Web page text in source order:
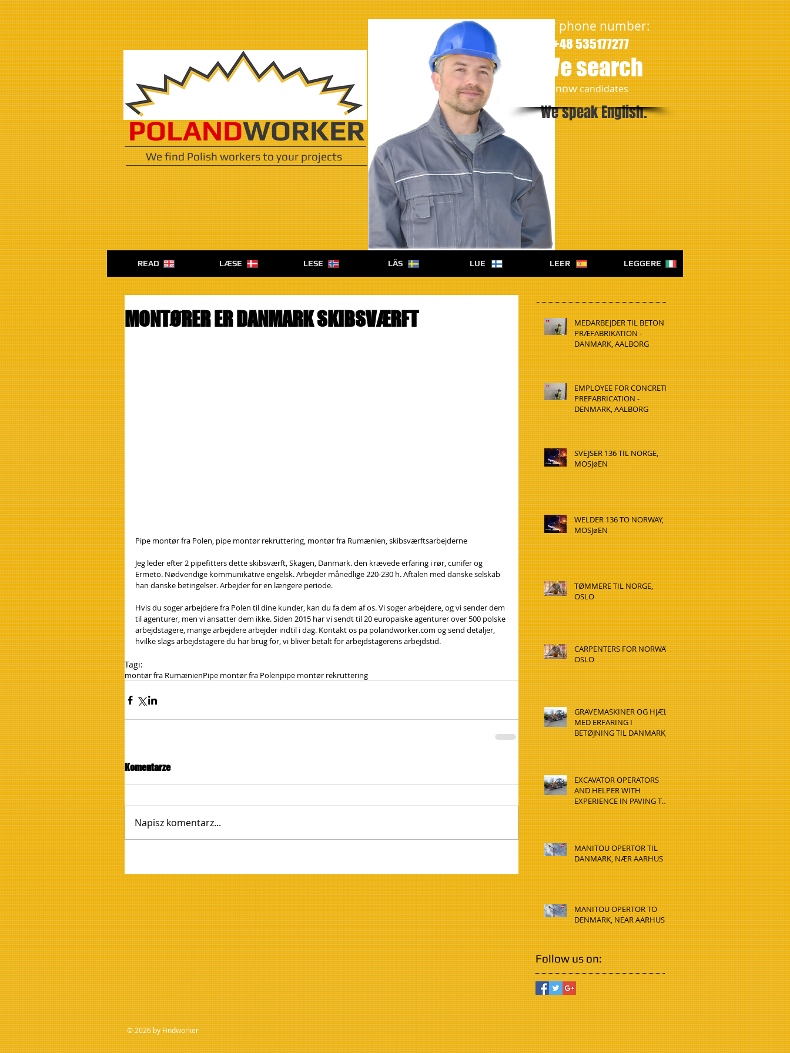
POLANDWORKER
We find Polish workersto your projects
We speak English.
READ LÆSE LESE LÄS LUE LEER LEGGERE
MONTØRER ER DANMARK SKIBSVÆRFT
Pipe montør fra Polen, pipe montør rekruttering, montør fra Rumænien, skibsværftsarbejderne
Jeg leder efter 2 pipefitters dette skibsværft, Skagen, Danmark. den krævede erfaring i rør, cunifer og
Ermeto. Nødvendige kommunikative engelsk. Arbejder månedlige 220-230 h. Aftalen med danske selskab
han danske betingelser. Arbejder for en længere periode.
Hvis du soger arbejdere fra Polen til dine kunder, kan du fa dem af os. Vi soger arbejdere, og vi sender dem
til agenturer, men vi ansatter dem ikke. Siden 2015 har vi sendt til 20 europaiske agenturer over 500 polske
arbejdstagere, mange arbejdere arbejder indtil i dag. Kontakt os pa polandworker.com og send detaljer,
hvilke slags arbejdstagere du har brug for, vi bliver betalt for arbejdstagerens arbejdstid.
Tagi:
montør fra RumænienPipe montør fra Polenpipe montør rekruttering
Komentarze
Napisz komentarz...
MEDARBEJDER TIL BETON
PRÆFABRIKATION -
DANMARK, AALBORG
EMPLOYEE FOR CONCRETE
PREFABRICATION -
DENMARK, AALBORG
SVEJSER 136 TIL NORGE,
MOSJøEN
WELDER 136 TO NORWAY,
MOSJøEN
TØMMERE TIL NORGE,
OSLO
CARPENTERS FOR NORWAY,
OSLO
GRAVEMASKINER OG HJÆLP
MED ERFARING I
BETØJNING TIL DANMARK,
HADSTEN
EXCAVATOR OPERATORS
AND HELPER WITH
EXPERIENCE IN PAVING TO
DENMARK, HADSTEN
MANITOU OPERTOR TIL
DANMARK, NÆR AARHUS
MANITOU OPERTOR TO
DENMARK, NEAR AARHUS
Follow us on:
Our phone number:
+48 535177277
We search
​nowcandidates
© 2026 by Findworker